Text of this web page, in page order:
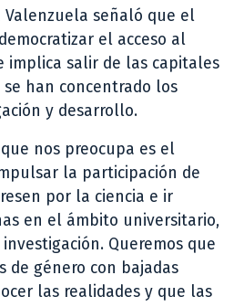
Valenzuela señaló que el
el acceso al
implica salir de las capitales
han concentrado los
y desarrollo.
nos preocupa es el
la participación de
por la ciencia e ir
en el ámbito universitario,
Queremos que
de género con bajadas
las realidades y que las